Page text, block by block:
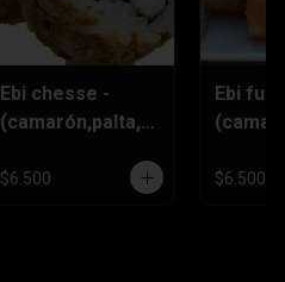
Ebi chesse -
(camarón,palta,q
$6.500
Ebi
$6.500